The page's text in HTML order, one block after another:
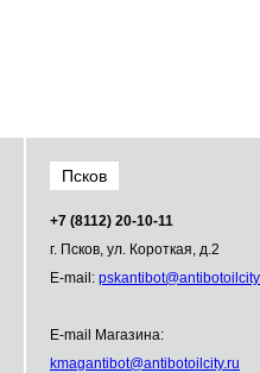
Псков
+7 (8112) 20-10-11
г. Псков, ул. Короткая, д.2
E-mail: pskantibot@antibot
E-mail Магазина:
kmagantibot@antibotoilcity.ru